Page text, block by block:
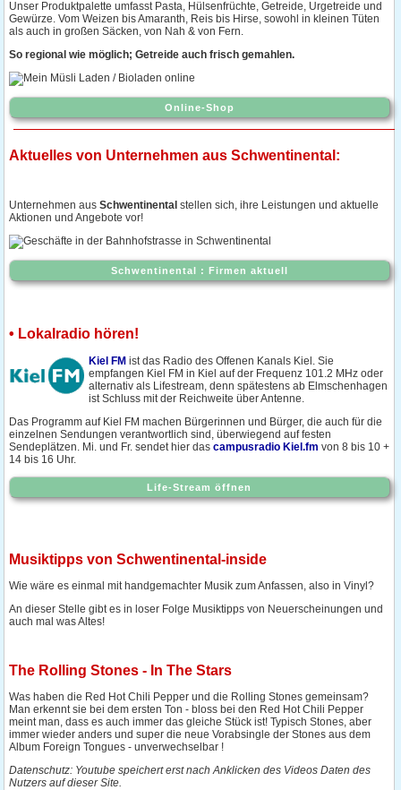
Unser Produktpalette umfasst Pasta, Hülsenfrüchte, Getreide, Urgetreide und
Gewürze. Vom Weizen bis Amaranth, Reis bis Hirse, sowohl in kleinen Tüten
als auch in großen Säcken, von Nah & von Fern.
So regional wie möglich; Getreide auch frisch gemahlen.
Online-Shop
Aktuelles von Unternehmen aus Schwentinental:
Unternehmen aus Schwentinental stellen sich, ihre Leistungen und aktuelle
Aktionen und Angebote vor!
Schwentinental : Firmen aktuell
• Lokalradio hören!
Kiel FMist das Radio des Offenen Kanals Kiel. Sie
empfangen Kiel FM in Kiel auf der Frequenz 101.2 MHz oder
alternativ als Lifestream, denn spätestens ab Elmschenhagen
ist Schluss mit der Reichweite über Antenne.
Das Programm auf Kiel FM machen Bürgerinnen und Bürger, die auch für die
einzelnen Sendungen verantwortlich sind, überwiegend auf festen
Sendeplätzen. Mi. und Fr. sendet hier das campusradio Kiel.fm von 8 bis 10 +
14 bis 16 Uhr.
Life-Stream öffnen
Musiktipps von Schwentinental-inside
Wie wäre es einmal mit handgemachter Musik zum Anfassen, also in Vinyl?
An dieser Stelle gibt es in loser Folge Musiktipps von Neuerscheinungen und
auch mal was Altes!
The Rolling Stones - In The Stars
Was haben die Red Hot Chili Pepper und die Rolling Stones gemeinsam?
Man erkennt sie bei dem ersten Ton - bloss bei den Red Hot Chili Pepper
meint man, dass es auch immer das gleiche Stück ist! Typisch Stones, aber
immer wieder anders und super die neue Vorabsingle der Stones aus dem
Album Foreign Tongues - unverwechselbar !